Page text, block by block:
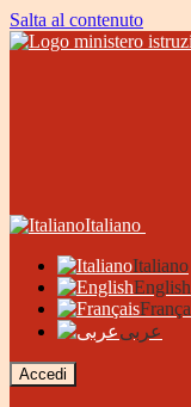
Salta al contenuto
Italiano
Italiano
English
عربى
Accedi